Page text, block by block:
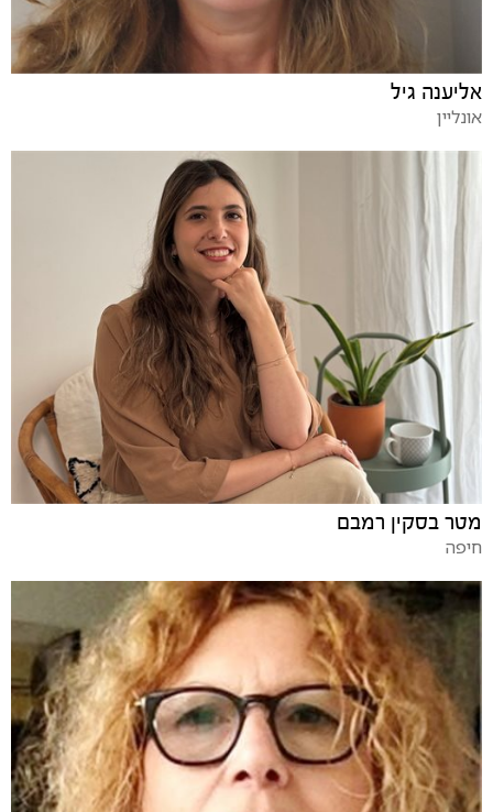
אליענה גיל
אונליין
מטר בסקין רמבם
חיפה